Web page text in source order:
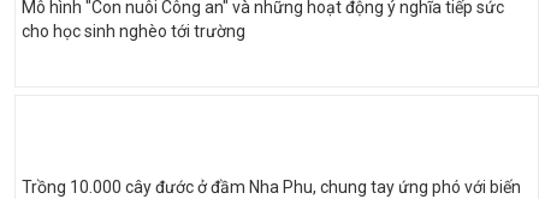
Mô hình "Con nuôi Công an" và những hoạt động ý nghĩa tiếp sức
cho học sinh nghèo tới trường
Trồng 10.000 cây đước ở đầm Nha Phu, chung tay ứng phó với biến